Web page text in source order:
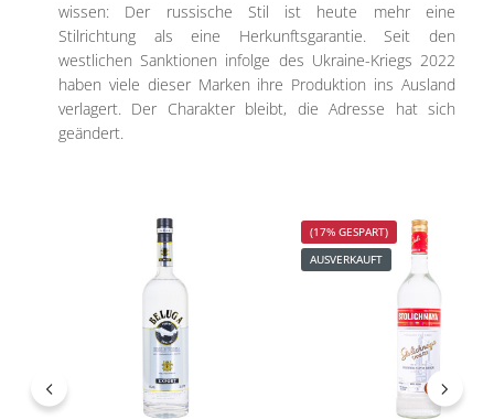
wissen: Der russische Stil ist heute mehr eine
Stilrichtung als eine Herkunftsgarantie. Seit den
westlichen Sanktionen infolge des Ukraine-Kriegs 2022
haben viele dieser Marken ihre Produktion ins Ausland
verlagert. Der Charakter bleibt, die Adresse hat sich
geändert.
Produktgalerie überspringen
(17% GESPART)
AUSVERKAUFT